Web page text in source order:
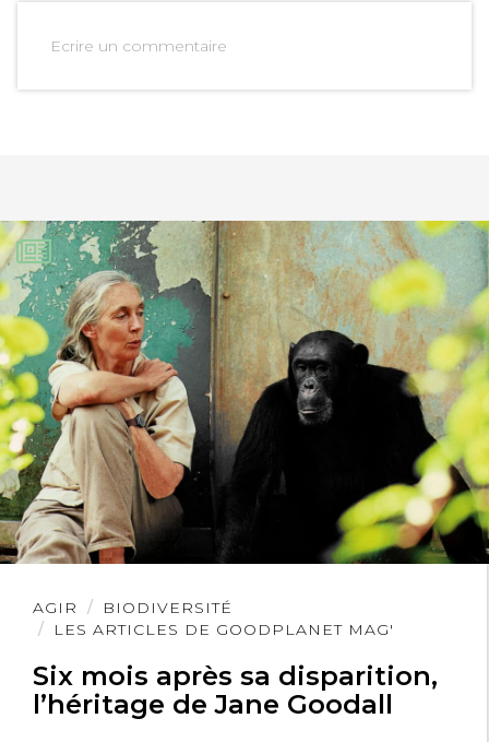
Ecrire un commentaire
AGIR
BIODIVERSITÉ
LES ARTICLES DE GOODPLANET MAG'
Six mois après sa disparition,
l’héritage de Jane Goodall
Lire
l'article